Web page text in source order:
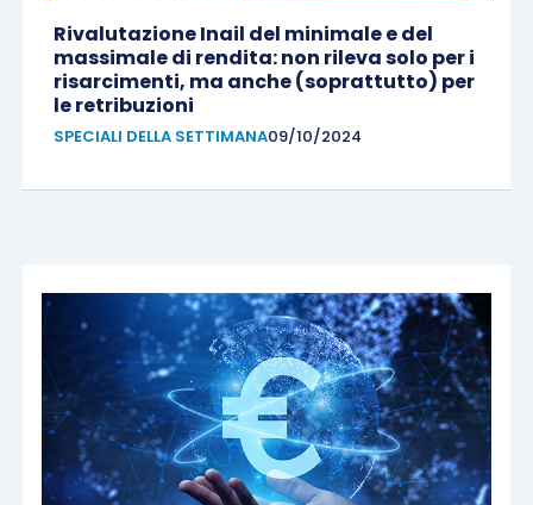
Rivalutazione Inail del minimale e del
massimale di rendita: non rileva solo per i
risarcimenti, ma anche (soprattutto) per
le retribuzioni
SPECIALI DELLA SETTIMANA09/10/2024